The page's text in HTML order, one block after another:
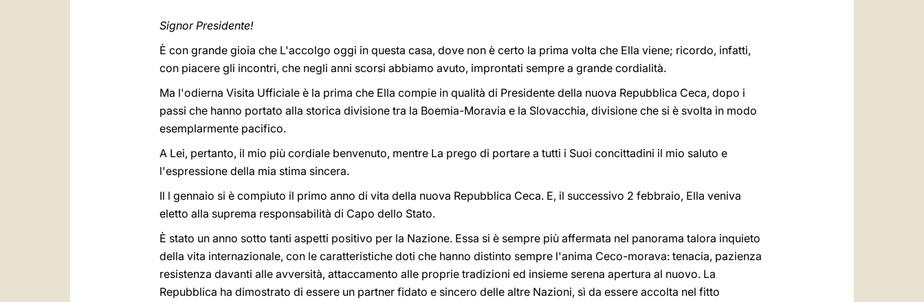
Signor Presidente!
È con grande gioia che L'accolgo oggi in questa casa, dove non è certo la prima volta che Ella viene; ricordo, infatti,
con piacere gli incontri, che negli anni scorsi abbiamo avuto, improntati sempre a grande cordialità.
Ma l'odierna Visita Ufficiale è la prima che Ella compie in qualità di Presidente della nuova Repubblica Ceca, dopo i
passi che hanno portato alla storica divisione tra la Boemia-Moravia e la Slovacchia, divisione che si è svolta in modo
esemplarmente pacifico.
A Lei, pertanto, il mio più cordiale benvenuto, mentre La prego di portare a tutti i Suoi concittadini il mio saluto e
l'espressione della mia stima sincera.
Il l gennaio si è compiuto il primo anno di vita della nuova Repubblica Ceca. E, il successivo 2 febbraio, Ella veniva
eletto alla suprema responsabilità di Capo dello Stato.
È stato un anno sotto tanti aspetti positivo per la Nazione. Essa si è sempre più affermata nel panorama talora inquieto
della vita internazionale, con le caratteristiche doti che hanno distinto sempre l'anima Ceco-morava: tenacia, pazienza
resistenza davanti alle avversità, attaccamento alle proprie tradizioni ed insieme serena apertura al nuovo. La
Repubblica ha dimostrato di essere un partner fidato e sincero delle altre Nazioni, sì da essere accolta nel fitto